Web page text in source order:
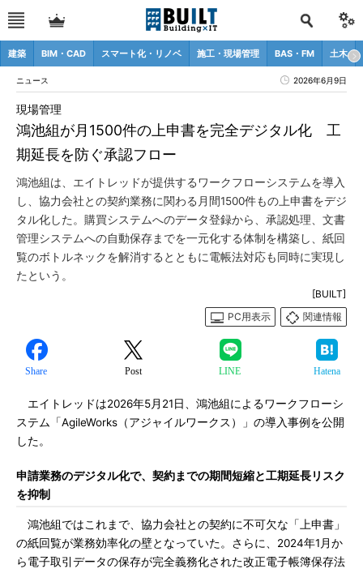
建築 BIM・CAD スマート化・リノベ 施工・現場管理 BAS・FM 土木
ニュース 2026年6月9日
鴻池組が月1500件の上申書を完全デジタル化 工
期延長を防ぐ承認フロー
現場管理
鴻池組は、エイトレッドが提供するワークフローシステムを導入
し、協力会社との契約業務に関わる月間1500件もの上申書をデジ
タル化した。購買システムへのデータ登録から、承認処理、文書
管理システムへの自動保存までを一元化する体制を構築し、紙回
覧のボトルネックを解消するとともに電帳法対応も同時に実現し
たという。
[BUILT]
PC用表示
関連情報
Share Post LINE Hatena
エイトレッドは2026年5月21日、鴻池組によるワークフローシ
ステム「AgileWorks（アジャイルワークス）」の導入事例を公開
した。
申請業務のデジタル化で、契約までの期間短縮と工期延長リスク
を抑制
鴻池組ではこれまで、協力会社との契約に不可欠な「上申書」
の紙回覧が業務効率化の壁となっていた。さらに、2024年1月か
ら電子取引データの保存が完全義務化された改正電子帳簿保存法